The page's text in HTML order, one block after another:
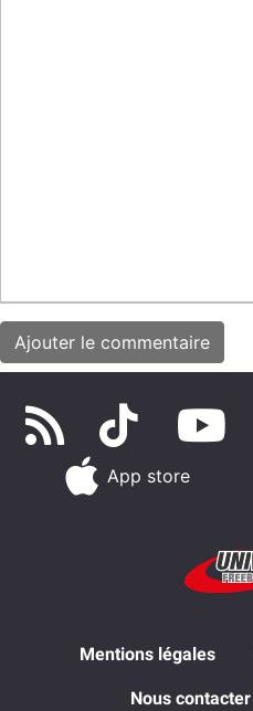
App store
Mentions légales
Nous contacter